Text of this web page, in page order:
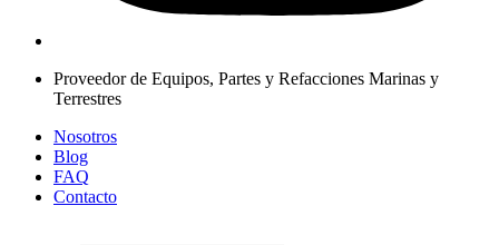
Proveedor de Equipos, Partes y Refacciones Marinas y
Terrestres
Nosotros
Blog
FAQ
Contacto